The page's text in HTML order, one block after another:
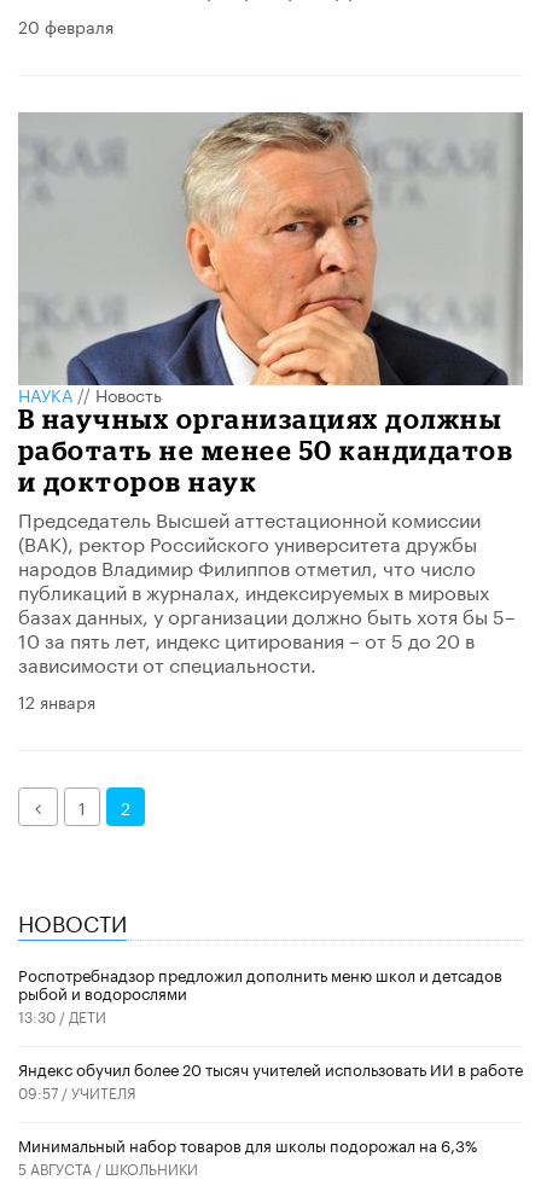
20 февраля
НАУКА//Новость
В научных организациях должны
работать не менее 50 кандидатов
и докторов наук
Председатель Высшей аттестационной комиссии
(ВАК), ректор Российского университета дружбы
народов Владимир Филиппов отметил, что число
публикаций в журналах, индексируемых в мировых
базах данных, у организации должно быть хотя бы 5–
10 за пять лет, индекс цитирования – от 5 до 20 в
зависимости от специальности.
12 января
Назад1 2
НОВОСТИ
Роспотребнадзор предложил дополнить меню школ и детсадов
рыбой и водорослями
13:30 / ДЕТИ
​Яндекс обучил более 20 тысяч учителей использовать ИИ в работе
09:57 /УЧИТЕЛЯ
Минимальный набор товаров для школы подорожал на 6,3%
5 АВГУСТА / ШКОЛЬНИКИ